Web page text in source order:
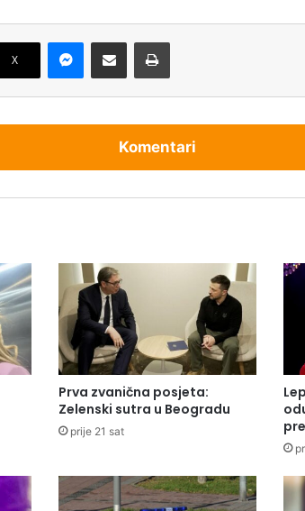
X
Komentari
Prva zvanična posjeta:
Zelenski sutra u Beogradu
prije 21 sat